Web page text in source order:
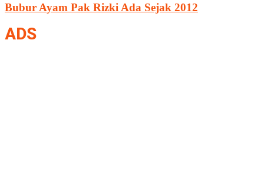
Bubur Ayam Pak Rizki Ada Sejak 2012
ADS